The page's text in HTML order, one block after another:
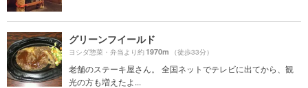
グリーンフイールド
ヨシダ惣菜・弁当より約1970m （徒歩33分）
老舗のステーキ屋さん。 全国ネットでテレビに出てから、観
光の方も増えたよ...